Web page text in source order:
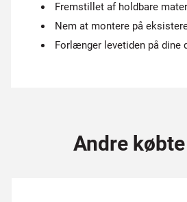
Fremstillet af holdbare
Nem at montere på
Forlænger levetiden på dine
Andre